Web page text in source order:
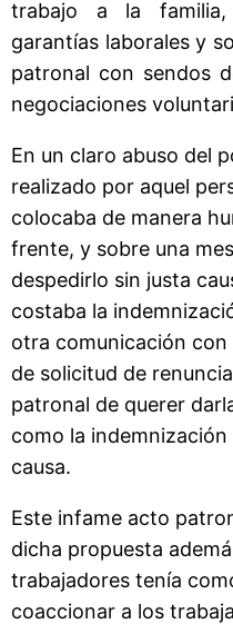
trabajo a la
garantías laborales y
patronal con sendos
negociaciones
En un claro abuso del
realizado por aquel
colocaba de manera
frente, y sobre una
despedirlo sin justa
costaba la
otra comunicación
de solicitud de
patronal de querer
como la
causa.
Este infame acto
dicha propuesta
trabajadores tenía
coaccionar a los